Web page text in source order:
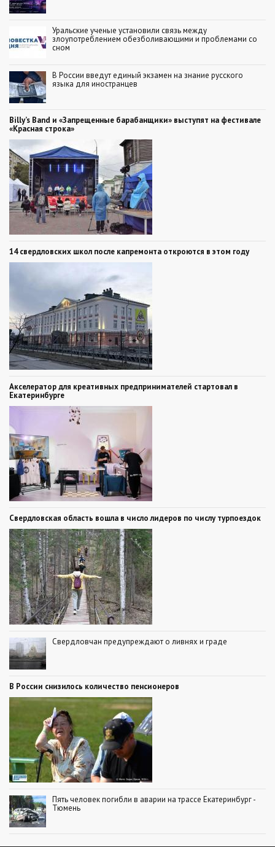
Уральские ученые установили связь между
злоупотреблением обезболивающими и проблемами со
сном
В России введут единый экзамен на знание русского
языка для иностранцев
Billy’s Band и «Запрещенные барабанщики» выступят на фестивале
«Красная строка»
14 свердловских школ после капремонта откроются в этом году
Акселератор для креативных предпринимателей стартовал в
Екатеринбурге
Свердловская область вошла в число лидеров по числу турпоездок
Свердловчан предупреждают о ливнях и граде
В России снизилось количество пенсионеров
Пять человек погибли в аварии на трассе Екатеринбург -
Тюмень